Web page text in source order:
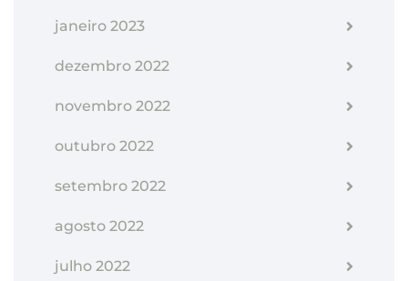
janeiro 2023
dezembro 2022
novembro 2022
outubro 2022
setembro 2022
agosto 2022
julho 2022